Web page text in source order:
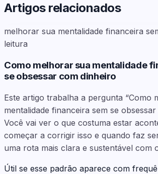
Artigos relacionados
melhorar sua mentalidade financeira
leitura
Como melhorar sua mentalidade
se obsessar com dinheiro
Este artigo trabalha a pergunta “Como
mentalidade financeira sem se obsessar
Você vai ver o que costuma estar
começar a corrigir isso e quando faz
uma rota mais clara e sustentável com
Útil se esse padrão aparece com